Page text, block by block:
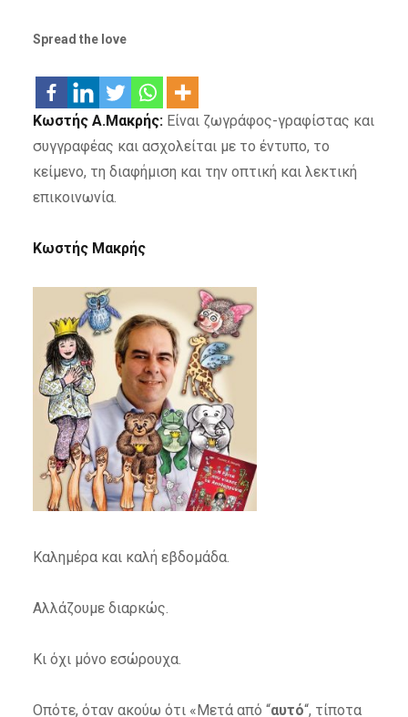
Spread the love
Κωστής Α.Μακρής:Είναι ζωγράφος-γραφίστας και
συγγραφέας και ασχολείται με το έντυπο, το
κείμενο, τη διαφήμιση και την οπτική και λεκτική
επικοινωνία.
Κωστής Μακρής
Καλημέρα και καλή εβδομάδα.
Αλλάζουμε διαρκώς.
Κι όχι μόνο εσώρουχα.
Οπότε, όταν ακούω ότι «Μετά από “αυτό“, τίποτα